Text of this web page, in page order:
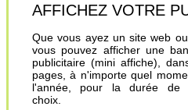
AFFICHEZ VOTRE
Que vous ayez un site web ou
vous pouvez afficher une
publicitaire (mini affiche),
pages, à n'importe quel
l'année, pour la durée de
choix.